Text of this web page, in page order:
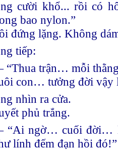
cười khổ... rồi có
bao nylon.”
đứng lặng. Không
tiếp:
trận… mỗi
con… tưởng đời vậy
nhìn ra cửa.
phủ trắng.
ngờ… cuối đời…
lính đếm đạn hồi đó!”